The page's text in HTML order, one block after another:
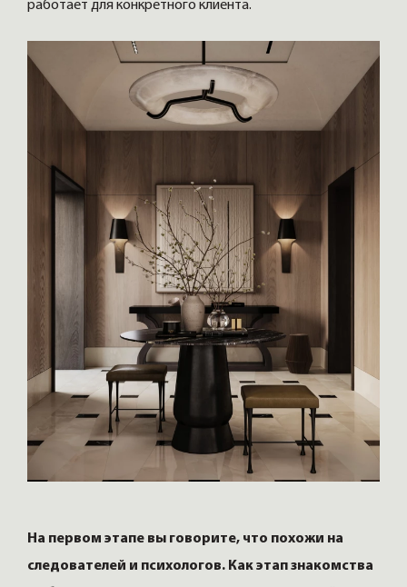
работает для конкретного клиента.
На первом этапе вы говорите, что похожи на
следователей и психологов. Как этап знакомства